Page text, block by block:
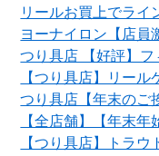
リールお買上でライ
ヨーナイロン【店員
つり具店 【好評】フ
【つり具店】リール
つり具店【年末のご
【全店舗】【年末年
【つり具店】トラ